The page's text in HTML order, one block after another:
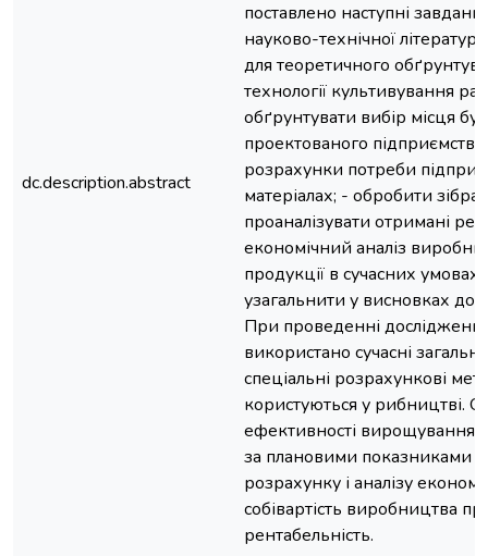
dc.description.abstract
поставлено наступні
науково-технічної
для теоретичного
технології культивування
обґрунтувати вибір місця
проектованого
розрахунки потреби
матеріалах; - обробити
проаналізувати отримані
економічний аналіз
продукції в сучасних
узагальнити у висновках
При проведенні
використано сучасні
спеціальні розрахункові
користуються у рибництві.
ефективності вирощування
за плановими показниками
розрахунку і аналізу
собівартість виробництва
рентабельність.